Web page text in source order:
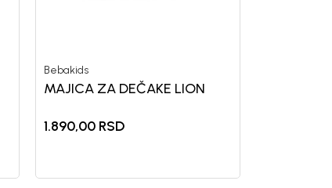
Bebakids
MAJICA ZA DEČAKE LION
1.890,00 RSD